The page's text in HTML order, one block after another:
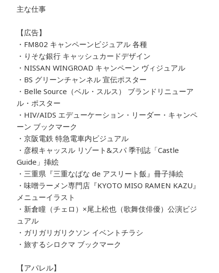
主な仕事
【広告】
・FM802 キャンペーンビジュアル 各種
・りそな銀行 キャッシュカードデザイン
・NISSAN WINGROAD キャンペーン ヴィジュアル
・BS グリーンチャンネル 宣伝ポスター
・Belle Source（ベル・スルス） ブランドリニューア
ル・ポスター
・HIV/AIDS エデューケーション・リーダー・キャンペ
ーン ブックマーク
・京阪電鉄 特急電車内ビジュアル
・彦根キャッスル リゾート&スパ 季刊誌「Castle
Guide」挿絵
・三重県『三重なばな de アスリート飯』冊子挿絵
・味噌ラーメン専門店『KYOTO MISO RAMEN KAZU』
メニューイラスト
・新倉瞳（チェロ）×尾上松也（歌舞伎俳優）公演ビジ
ュアル
・ガリガリガリクソン イベントチラシ
・旅するシロクマ ブックマーク
【アパレル】